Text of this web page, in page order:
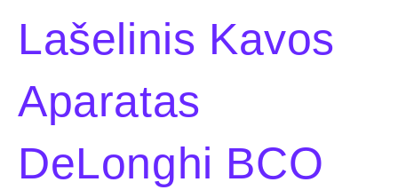
Lašelinis Kavos
Aparatas
DeLonghi BCO